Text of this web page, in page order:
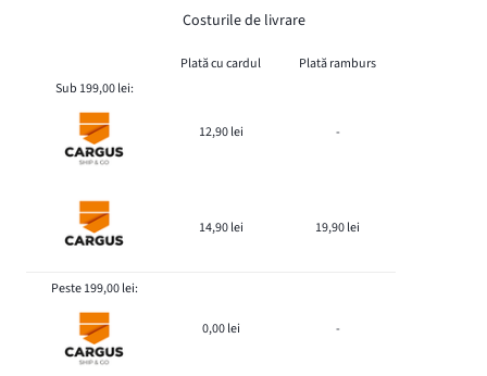
Costurile de livrare
Plată cu cardul
Plată ramburs
Sub 199,00 lei:
12,90 lei -
14,90 lei 19,90 lei
Peste 199,00 lei:
0,00 lei -